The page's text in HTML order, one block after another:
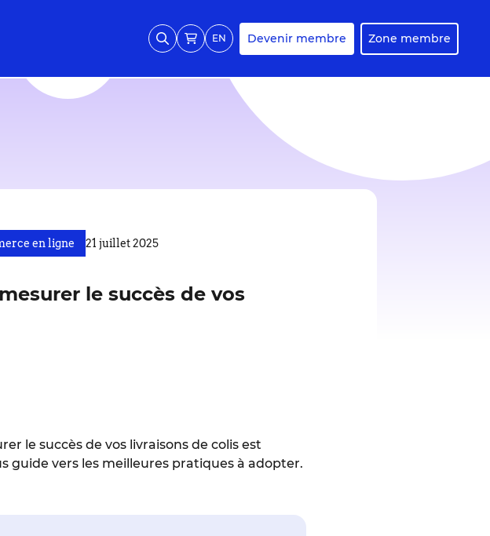
EN Devenir membre Zone membre
en ligne 21 juillet 2025
le succès de vos
le succès de vos livraisons de colis est
guide vers les meilleures pratiques à adopter.